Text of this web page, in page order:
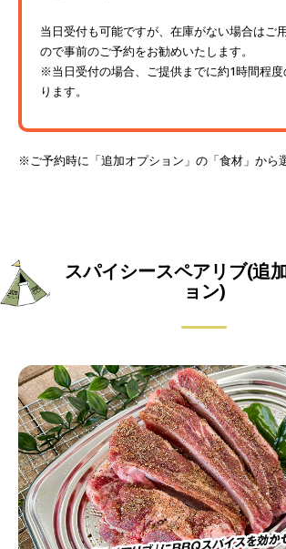
当日受付も可能ですが、在庫がない場合はご
ので事前のご予約をお勧めいたします。
※当日受付の場合、ご提供までに約1時間程
ります。
※ご予約時に「追加オプション」の「食材」から
スパイシースペアリブ(追
ョン)